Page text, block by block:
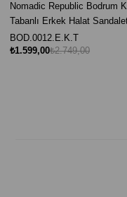
Nomadic Republic Bodrum
Tabanlı Erkek Halat
BOD.0012.E.K.T
₺1.599,00₺2.749,00